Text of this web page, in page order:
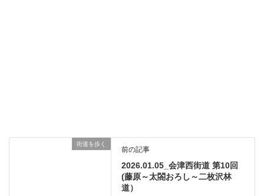
街道を歩く
前の記事
2026.01.05_会津西街道 第10回
(藤原～太閤おろし～二枚沢林
道）